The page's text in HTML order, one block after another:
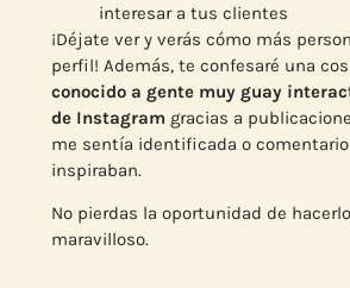
interesar a tus clientes
¡Déjate ver y verás cómo más
perfil! Además, te confesaré una
conocido a gente muy guay
de Instagram gracias a
me sentía identificada o
inspiraban.
No pierdas la oportunidad de
maravilloso.